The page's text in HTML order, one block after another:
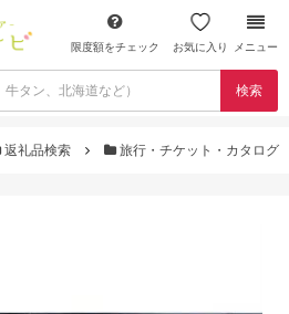
限度額をチェック お気に入り メニュー
検索
返礼品検索 旅行・チケット・カタログ